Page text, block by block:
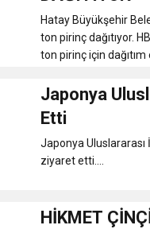
Hatay Büyükşehir
ton pirinç dağıtıyor. HBB’nin çabaları ile Tayvan devleti tarafından bağışlanan 40
ton pirinç için dağıtım
Japonya
Etti
Japonya Uluslararası
ziyaret etti....
HİKMET